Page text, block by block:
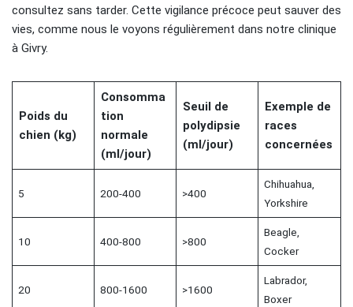
consultez sans tarder. Cette vigilance précoce peut sauver des
vies, comme nous le voyons régulièrement dans notre clinique
à Givry.
Poids du
chien (kg)
Consomma
tion
normale
(ml/jour)
Seuil de
polydipsie
(ml/jour)
Exemple de
races
concernées
5 200-400 >400
Chihuahua,
Yorkshire
10 400-800 >800
Beagle,
Cocker
20 800-1600 >1600
Labrador,
Boxer